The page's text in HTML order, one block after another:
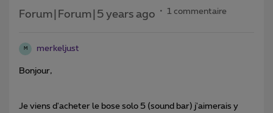
Forum|Forum|5 years ago 1 commentaire
M merkeljust
Bonjour,
Je viens d'acheter le bose solo 5 (sound bar) j'aimerais y